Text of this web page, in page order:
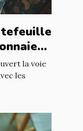
la voie
les